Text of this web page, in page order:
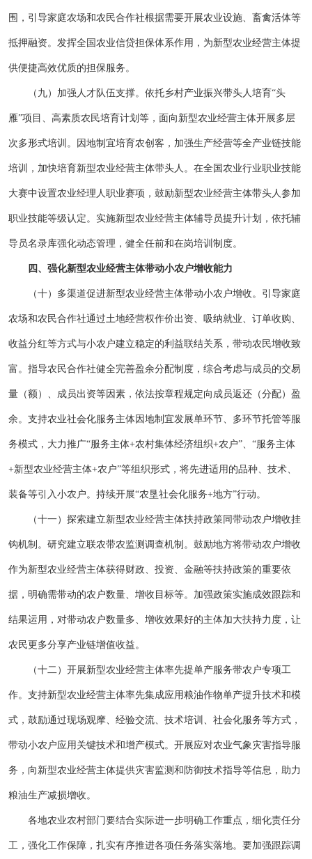
围，引导家庭农场和农民合作社根据需要开展农业设施、畜禽活体等
抵押融资。发挥全国农业信贷担保体系作用，为新型农业经营主体提
供便捷高效优质的担保服务。
（九）加强人才队伍支撑。依托乡村产业振兴带头人培育“头
雁”项目、高素质农民培育计划等，面向新型农业经营主体开展多层
次多形式培训。因地制宜培育农创客，加强生产经营等全产业链技能
培训，加快培育新型农业经营主体带头人。在全国农业行业职业技能
大赛中设置农业经理人职业赛项，鼓励新型农业经营主体带头人参加
职业技能等级认定。实施新型农业经营主体辅导员提升计划，依托辅
导员名录库强化动态管理，健全任前和在岗培训制度。
四、强化新型农业经营主体带动小农户增收能力
（十）多渠道促进新型农业经营主体带动小农户增收。引导家庭
农场和农民合作社通过土地经营权作价出资、吸纳就业、订单收购、
收益分红等方式与小农户建立稳定的利益联结关系，带动农民增收致
富。指导农民合作社健全完善盈余分配制度，综合考虑与成员的交易
量（额）、成员出资等因素，依法按章程规定向成员返还（分配）盈
余。支持农业社会化服务主体因地制宜发展单环节、多环节托管等服
务模式，大力推广“服务主体+农村集体经济组织+农户”、“服务主体
+新型农业经营主体+农户”等组织形式，将先进适用的品种、技术、
装备等引入小农户。持续开展“农垦社会化服务+地方”行动。
（十一）探索建立新型农业经营主体扶持政策同带动农户增收挂
钩机制。研究建立联农带农监测调查机制。鼓励地方将带动农户增收
作为新型农业经营主体获得财政、投资、金融等扶持政策的重要依
据，明确需带动的农户数量、增收目标等。加强政策实施成效跟踪和
结果运用，对带动农户数量多、增收效果好的主体加大扶持力度，让
农民更多分享产业链增值收益。
（十二）开展新型农业经营主体率先提单产服务带农户专项工
作。支持新型农业经营主体率先集成应用粮油作物单产提升技术和模
式，鼓励通过现场观摩、经验交流、技术培训、社会化服务等方式，
带动小农户应用关键技术和增产模式。开展应对农业气象灾害指导服
务，向新型农业经营主体提供灾害监测和防御技术指导等信息，助力
粮油生产减损增收。
各地农业农村部门要结合实际进一步明确工作重点，细化责任分
工，强化工作保障，扎实有序推进各项任务落实落地。要加强跟踪调